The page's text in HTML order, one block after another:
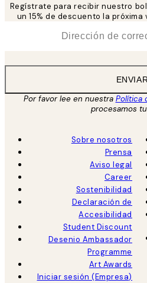
Regístrate para recibir nuestro
un 15% de descuento la
ENVIAR
Por favor lee en nuestra Política
procesamos
Sobre nosotros
Prensa
Aviso legal
Career
Sostenibilidad
Declaración de
Accesibilidad
Student Discount
Desenio Ambassador
Programme
Art Awards
Iniciar sesión (Empresa)